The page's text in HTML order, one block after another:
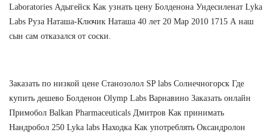
Laboratories Адыгейск Как узнать цену Болденона Ундесиленат Lyka
Labs Руза Наташа-Ключик Наташа 40 лет 20 Мар 2010 1715 А наш
сын сам отказался от соски.
Заказать по низкой цене Станозолол SP labs Солнечногорск Где
купить дешево Болденон Olymp Labs Варнавино Заказать онлайн
Примобол Balkan Pharmaceuticals Дмитров Как принимать
Нандробол 250 Lyka labs Находка Как употреблять Оксандролон